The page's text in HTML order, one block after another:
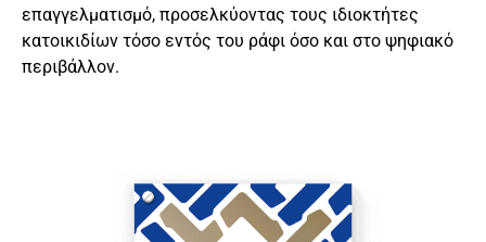
επαγγελματισμό, προσελκύοντας τους ιδιοκτήτες
κατοικιδίων τόσο εντός του ράφι όσο και στο ψηφιακό
περιβάλλον.